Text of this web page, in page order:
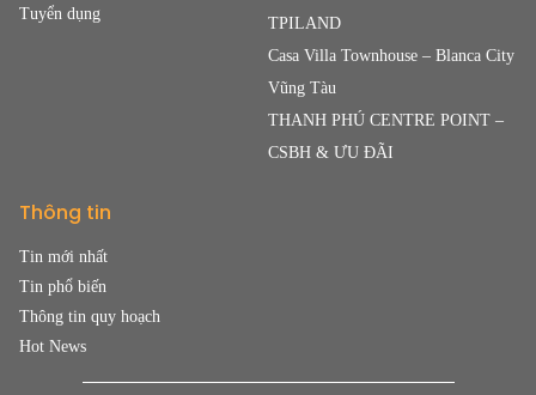
Tuyển dụng
TPILAND
Casa Villa Townhouse – Blanca City
Vũng Tàu
THANH PHÚ CENTRE POINT –
CSBH & ƯU ĐÃI
Thông tin
Tin mới nhất
Tin phổ biến
Thông tin quy hoạch
Hot News